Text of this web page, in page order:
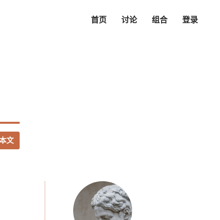
首页 讨论 组合 登录
文